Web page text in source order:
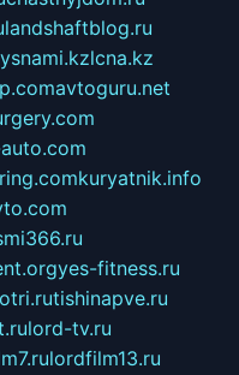
landshaftblog.ru
lcna.kz
avtoguru.net
kuryatnik.info
yes-fitness.ru
tishinapve.ru
lord-tv.ru
lordfilm13.ru